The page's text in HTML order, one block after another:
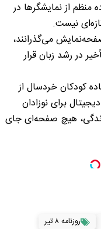
از نمایشگرها در
نیست.
می‌گذرانند،
در رشد زبان قرار
کودکان خردسال از
برای نوزادان
هیچ صفحه‌ای جای
روزنامه ۸ تیر